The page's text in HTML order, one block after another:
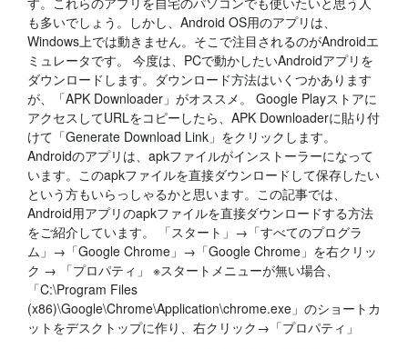
も多いでしょう。しかし、Android OS用のアプリは、
Windows上では動きません。そこで注目されるのがAndroidエ
ミュレータです。 今度は、PCで動かしたいAndroidアプリを
ダウンロードします。ダウンロード方法はいくつかあります
が、「APK Downloader」がオススメ。 Google Playストアに
アクセスしてURLをコピーしたら、APK Downloaderに貼り付
けて「Generate Download Link」をクリックします。
Androidのアプリは、apkファイルがインストーラーになって
います。このapkファイルを直接ダウンロードして保存したい
という方もいらっしゃるかと思います。この記事では、
Android用アプリのapkファイルを直接ダウンロードする方法
をご紹介しています。 「スタート」→「すべてのプログラ
ム」→「Google Chrome」→「Google Chrome」を右クリッ
ク → 「プロパティ」 ※スタートメニューが無い場合、
「C:\Program Files
(x86)\Google\Chrome\Application\chrome.exe」のショートカ
ットをデスクトップに作り、右クリック→「プロパティ」